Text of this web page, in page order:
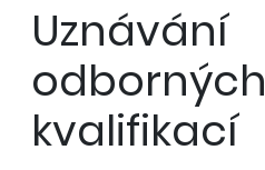
Uznávání
odborných
kvalifikací